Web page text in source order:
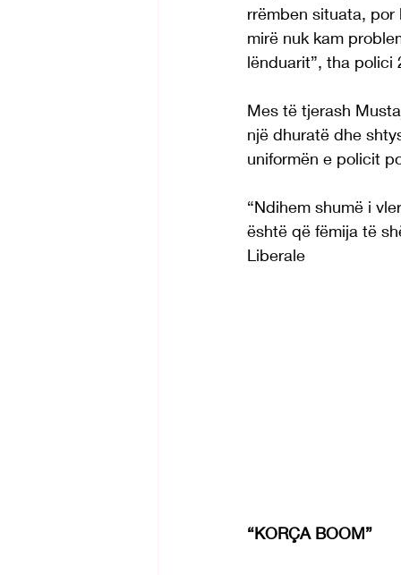
rrëmben situata, por
mirë nuk kam
lënduarit”, tha polici
Mes të tjerash
një dhuratë dhe
uniformën e policit
“Ndihem shumë i
është që fëmija të
Liberale
“KORÇA BOOM”